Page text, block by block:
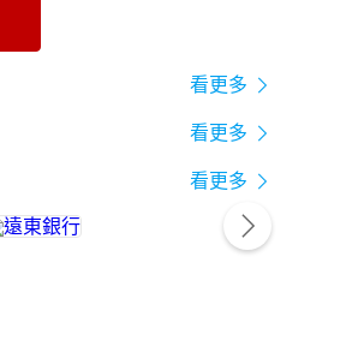
看更多
看更多
看更多